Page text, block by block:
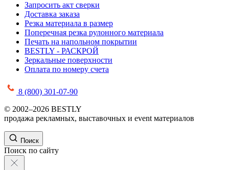
Запросить акт сверки
Доставка заказа
Резка материала в размер
Поперечная резка рулонного материала
Печать на напольном покрытии
BESTLY - РАСКРОЙ
Зеркальные поверхности
Оплата по номеру счета
8 (800) 301-07-90
© 2002–2026 BESTLY
продажа рекламных, выставочных и event материалов
Поиск
Поиск по сайту